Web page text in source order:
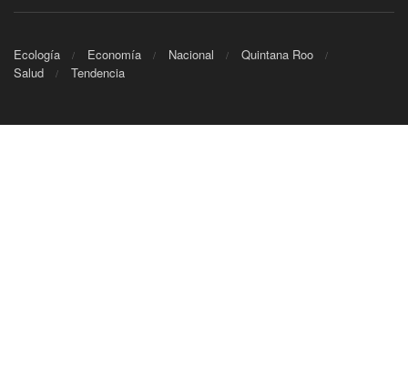
Ecología Economía Nacional
Quintana Roo
Salud
Tendencia